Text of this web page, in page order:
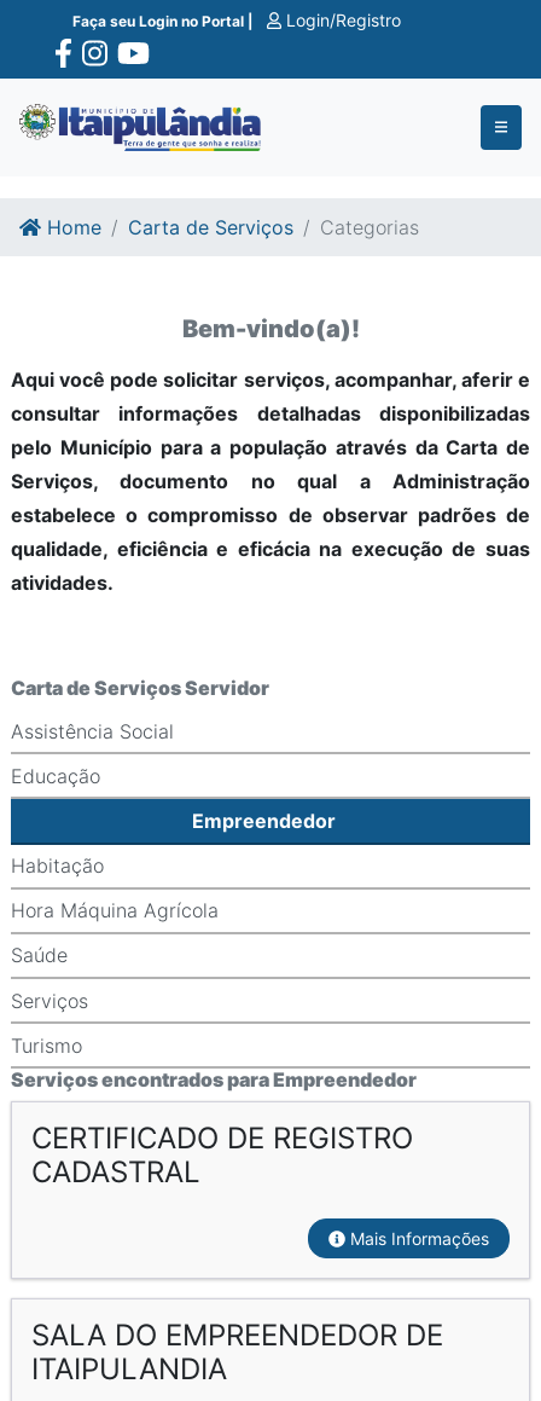
Ir para o conte�do
Ir para o fim do conte�do
Faça seu Login no Portal | Login/Registro
Home Carta de Serviços Categorias
Bem-vindo(a)!
Aqui você pode solicitar serviços, acompanhar, aferir e
consultar informações detalhadas disponibilizadas
pelo Município para a população através da Carta de
Serviços, documento no qual a Administração
estabelece o compromisso de observar padrões de
qualidade, eficiência e eficácia na execução de suas
atividades.
Carta de Serviços Servidor
Assistência Social
Educação
Empreendedor
Habitação
Hora Máquina Agrícola
Saúde
Serviços
Turismo
Serviços encontrados para Empreendedor
CERTIFICADO DE REGISTRO
CADASTRAL
Mais Informações
SALA DO EMPREENDEDOR DE
ITAIPULANDIA